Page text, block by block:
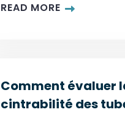
READ MORE
Comment évaluer
cintrabilité des